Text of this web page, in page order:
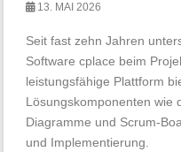
13. MAI 2026
Seit fast zehn Jahren
Software cplace beim
leistungsfähige Plattform
Lösungskomponenten wie
Diagramme und Scrum-
und Implementierung.